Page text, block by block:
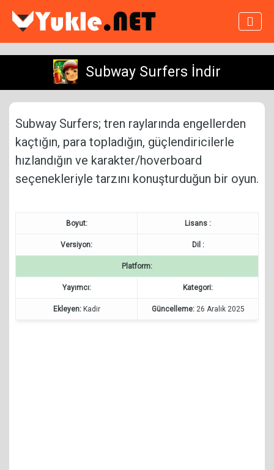
Subway Surfers İndir
Subway Surfers; tren raylarında engellerden
kaçtığın, para topladığın, güçlendiricilerle
hızlandığın ve karakter/hoverboard
seçenekleriyle tarzını konuşturduğun bir oyun.
Boyut: Lisans :
Versiyon: Dil :
Platform:
Yayımcı: Kategori:
Ekleyen:Kadir Güncelleme:26 Aralık 2025